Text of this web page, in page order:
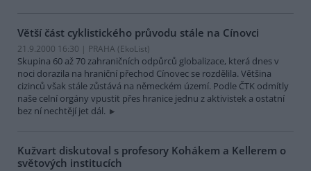
Větší část cyklistického průvodu stále na Cínovci
21.9.2000 16:30 | PRAHA (EkoList)
Skupina 60 až 70 zahraničních odpůrců globalizace, která dnes v
noci dorazila na hraniční přechod Cínovec se rozdělila. Většina
cizinců však stále zůstává na německém území. Podle ČTK odmítly
naše celní orgány vpustit přes hranice jednu z aktivistek a ostatní
bez ní nechtějí jet dál.
Kužvart diskutoval s profesory Kohákem a Kellerem o
světových institucích